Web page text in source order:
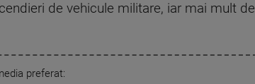
de vehicule militare, iar mai mult de
preferat: